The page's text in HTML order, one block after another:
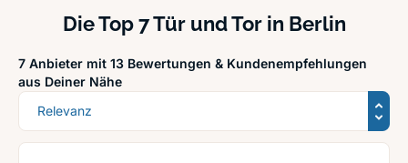
Die Top 7 Tür und Tor in Berlin
7 Anbieter mit 13 Bewertungen & Kundenempfehlungen
aus Deiner Nähe
Sortierung